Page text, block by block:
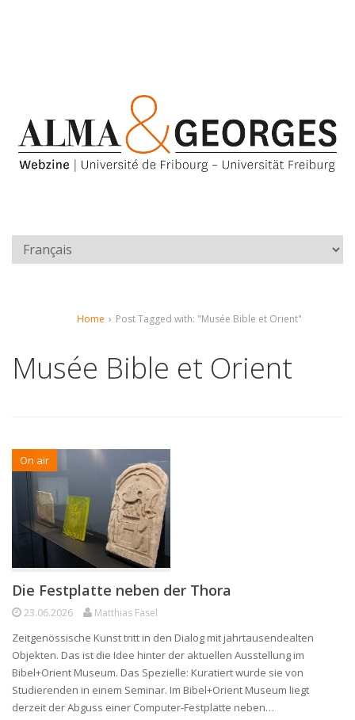
Home › Post Tagged with: "Musée Bible et Orient"
Musée Bible et Orient
On air
Die Festplatte neben der Thora
23.06.2026 Matthias Fasel
Zeitgenössische Kunst tritt in den Dialog mit jahrtausendealten
Objekten. Das ist die Idee hinter der aktuellen Ausstellung im
Bibel+Orient Museum. Das Spezielle: Kuratiert wurde sie von
Studierenden in einem Seminar. Im Bibel+Orient Museum liegt
derzeit der Abguss einer Computer-Festplatte neben…